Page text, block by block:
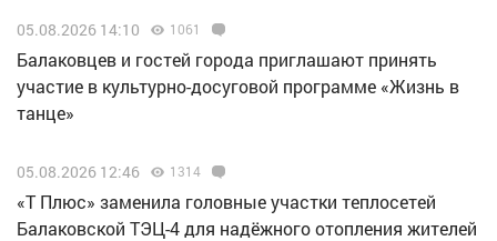
05.08.2026 14:10 1061
Балаковцев и гостей города приглашают принять
участие в культурно-досуговой программе «Жизнь в
танце»
05.08.2026 12:46 1314
«Т Плюс» заменила головные участки теплосетей
Балаковской ТЭЦ-4 для надёжного отопления жителей